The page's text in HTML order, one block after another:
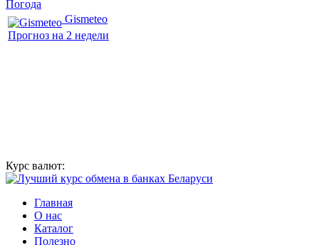
Погода
Gismeteo
Прогноз на 2 недели
Курс валют:
Главная
О нас
Каталог
Полезно